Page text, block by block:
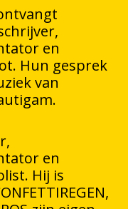
en
Hun gesprek
van
en
Hij is